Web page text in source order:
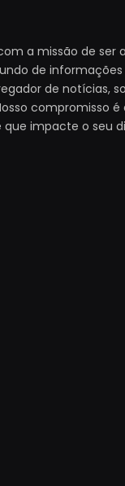
a missão de ser
de
de notícias,
compromisso
impacte o seu